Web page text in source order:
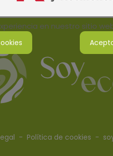
- Política de cookies -
en nuestro sitio